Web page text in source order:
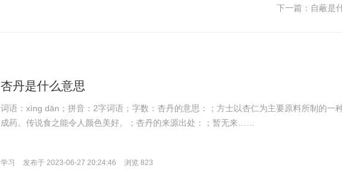
下一篇： 自蔽是
杏丹是什么意思
词语：xìng dān；拼音：2字词语；字数：杏丹的意思：；方士以杏仁为主要原料所制的一
成药。传说食之能令人颜色美好。；杏丹的来源出处：；暂无来……
学习 发布于 2023-06-27 20:24:46 浏览 823